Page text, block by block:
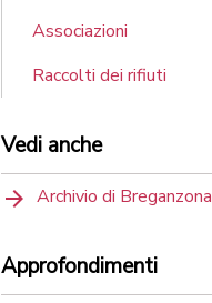
Associazioni
Raccolti dei rifiuti
Vedi anche
Archivio di Breganzona
Approfondimenti